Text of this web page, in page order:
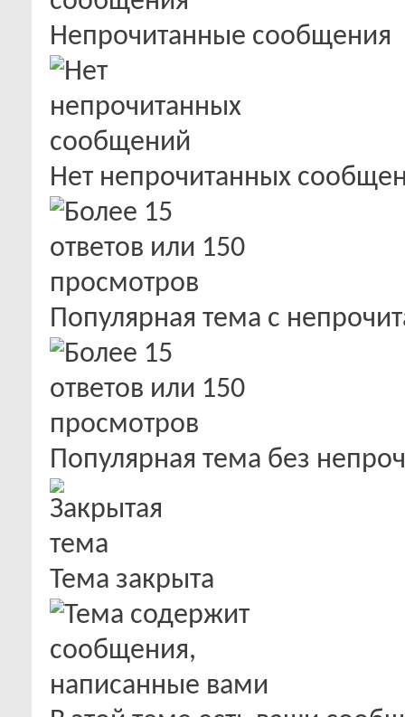
Непрочитанные сообщения
Нет непрочитанных
Популярная тема с
Популярная тема без
Тема закрыта